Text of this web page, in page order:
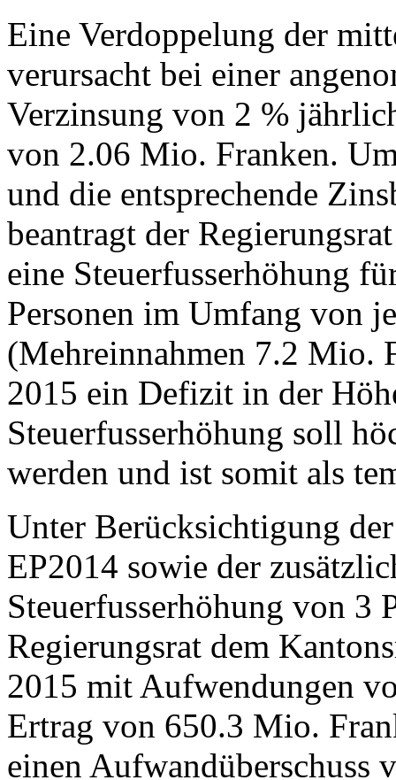
Eine Verdoppelung der
verursacht bei einer
Verzinsung von 2 %
von 2.06 Mio. Franken.
und die entsprechende
beantragt der
eine Steuerfusserhöhung
Personen im Umfang von
(Mehreinnahmen 7.2 Mio.
2015 ein Defizit in der
Steuerfusserhöhung soll
werden und ist somit als
Unter Berücksichtigung
EP2014 sowie der
Steuerfusserhöhung von 3
Regierungsrat dem
2015 mit Aufwendungen
Ertrag von 650.3 Mio.
einen